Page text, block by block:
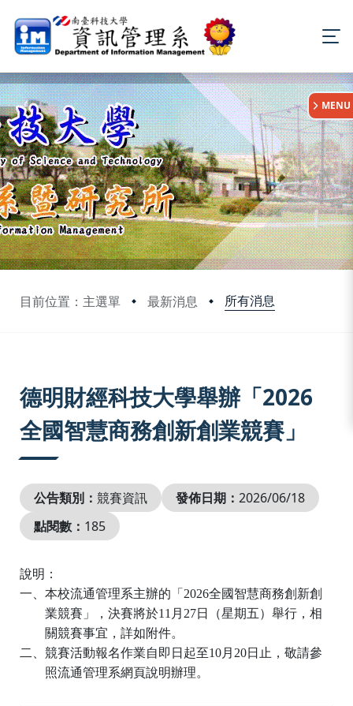
目前位置：主選單 最新消息 所有消息
:::
MENU
德明財經科技大學舉辦「2026
全國智慧商務創新創業競賽」
公告類別： 競賽資訊 發佈日期： 2026/06/18
點閱數： 185
說明：
一、本校流通管理系主辦的「 2026全國智慧商務創新創
業競賽」，決賽將於11 月 27日（星期五）舉行，相
關競賽事宜，詳如附件。
二、競賽活動報名作業自即日起至10月 20日止，敬請參
照流通管理系網頁說明辦理。